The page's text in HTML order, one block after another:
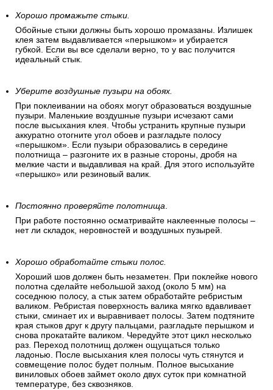
Хорошо промажьте стыки.
Обойные стыки должны быть хорошо промазаны. Излишек
клея затем выдавливается «перышком» и убирается
губкой. Если вы все сделали верно, то у вас получится
идеальный стык.
Уберите воздушные пузыри на обоях.
При поклеивании на обоях могут образоваться воздушные
пузыри. Маленькие воздушные пузыри исчезают сами
после высыхания клея. Чтобы устранить крупные пузыри
аккуратно отогните угол обоев и разгладьте полосу
«перышком». Если пузыри образовались в середине
полотнища – разгоните их в разные стороны, дробя на
мелкие части и выдавливая на край. Для этого используйте
«перышко» или резиновый валик.
Постоянно проверяйте полотнища.
При работе постоянно осматривайте наклеенные полосы –
нет ли складок, неровностей и воздушных пузырей.
Хорошо обработайте стыки полос.
Хороший шов должен быть незаметен. При поклейке нового
полотна сделайте небольшой заход (около 5 мм) на
соседнюю полосу, а стык затем обработайте ребристым
валиком. Ребристая поверхность валика мягко вдавливает
стыки, сминает их и выравнивает полосы. Затем подтяните
края стыков друг к другу пальцами, разгладьте перышком и
снова прокатайте валиком. Чередуйте этот цикл несколько
раз. Переход полотнищ должен ощущаться только
ладонью. После высыхания клея полосы чуть стянутся и
совмещение полос будет полным. Полное высыхание
виниловых обоев займет около двух суток при комнатной
температуре, без сквозняков.